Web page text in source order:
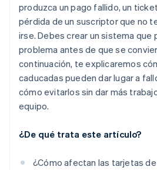
produzca un pago fallido, un
pérdida de un suscriptor que no
irse. Debes crear un sistema que
problema antes de que se
continuación, te explicaremos
caducadas pueden dar lugar a
cómo evitarlos sin dar más
equipo.
¿De qué trata este artículo?
¿Cómo afectan las tarjetas